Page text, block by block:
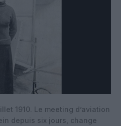
1910. Le meeting d’aviation
depuis six jours, change